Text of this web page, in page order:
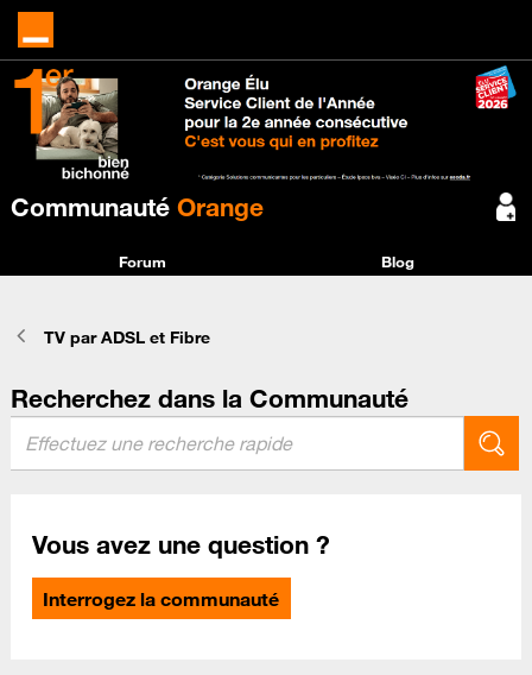
Communauté Orange
Forum Blog
TV par ADSL et Fibre
Recherchez dans la Communauté
Vous avez une question ?
Interrogez la communauté